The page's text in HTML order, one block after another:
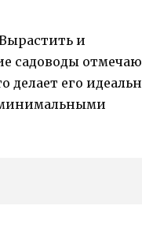
и
садоводы
делает его
минимальными